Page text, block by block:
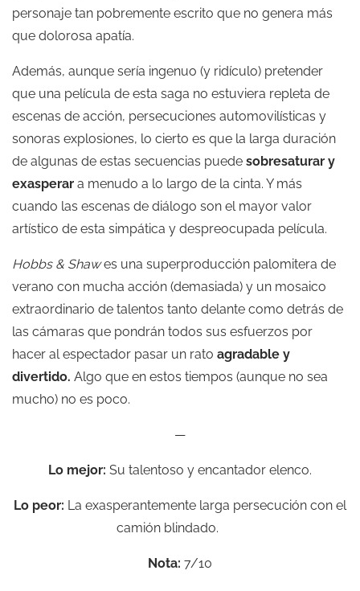
personaje tan pobremente escrito que no genera más
que dolorosa apatía.
Además, aunque sería ingenuo (y ridículo) pretender
que una película de esta saga no estuviera repleta de
escenas de acción, persecuciones automovilísticas y
sonoras explosiones, lo cierto es que la larga duración
de algunas de estas secuencias puede sobresaturar y
exasperar a menudo a lo largo de la cinta. Y más
cuando las escenas de diálogo son el mayor valor
artístico de esta simpática y despreocupada película.
Hobbs & Shawes una superproducción palomitera de
verano con mucha acción (demasiada) y un mosaico
extraordinario de talentos tanto delante como detrás de
las cámaras que pondrán todos sus esfuerzos por
hacer al espectador pasar un rato agradable y
divertido. Algo que en estos tiempos (aunque no sea
mucho) no es poco.
—
Lo mejor: Su talentoso y encantador elenco.
Lo peor: La exasperantemente larga persecución con el
camión blindado.
Nota: 7/10